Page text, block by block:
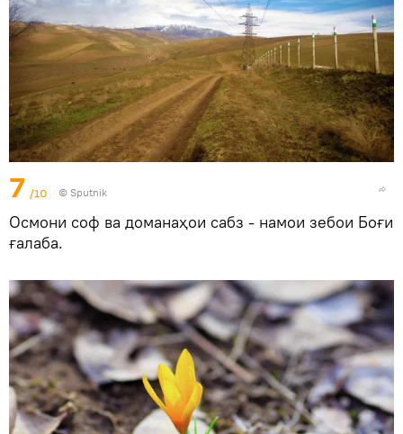
7 /10 © Sputnik
Осмони соф ва доманаҳои сабз - намои зебои Боғи
ғалаба.